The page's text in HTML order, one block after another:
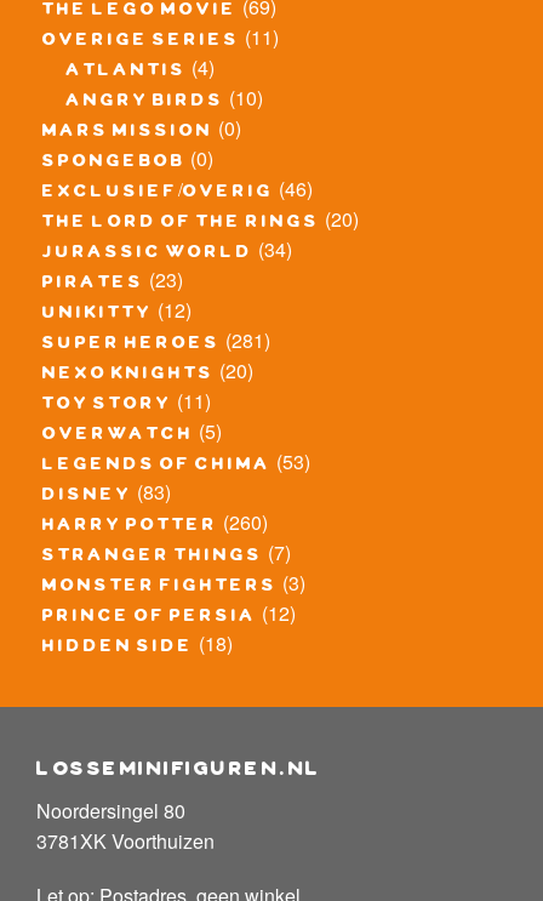
the lego movie (69)
overige series (11)
atlantis (4)
angry birds (10)
mars mission (0)
spongebob (0)
exclusief/overig (46)
the lord of the rings (20)
jurassic world (34)
pirates (23)
unikitty (12)
super heroes (281)
nexo knights (20)
toy story (11)
overwatch (5)
legends of chima (53)
disney (83)
harry potter (260)
stranger things (7)
monster fighters (3)
prince of persia (12)
hidden side (18)
losseminifiguren.nl
Noordersingel 80
3781XK Voorthuizen